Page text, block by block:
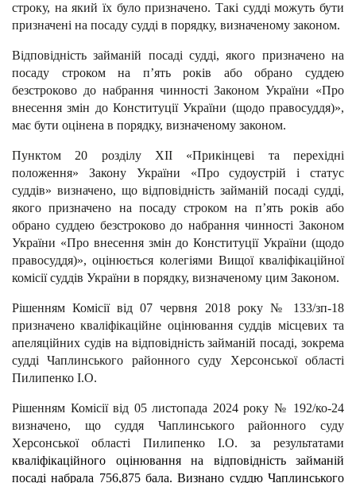
строку, на який їх було призначено. Такі судді можуть бути
призначені на посаду судді в порядку, визначеному законом.
Відповідність займаній посаді судді, якого призначено на
посаду строком на п’ять років або обрано суддею
безстроково до набрання чинності Законом України «Про
внесення змін до Конституції України (щодо правосуддя)»,
має бути оцінена в порядку, визначеному законом.
Пунктом 20 розділу XII «Прикінцеві та перехідні
положення» Закону України «Про судоустрій і статус
суддів» визначено, що відповідність займаній посаді судді,
якого призначено на посаду строком на п’ять років або
обрано суддею безстроково до набрання чинності Законом
України «Про внесення змін до Конституції України (щодо
правосуддя)», оцінюється колегіями Вищої кваліфікаційної
комісії суддів України в порядку, визначеному цим Законом.
Рішенням Комісії від 07 червня 2018 року № 133/зп-18
призначено кваліфікаційне оцінювання суддів місцевих та
апеляційних судів на відповідність займаній посаді, зокрема
судді Чаплинського районного суду Херсонської області
Пилипенко І.О.
Рішенням Комісії від 05 листопада 2024 року № 192/ко-24
визначено, що суддя Чаплинського районного суду
Херсонської області Пилипенко І.О. за результатами
кваліфікаційного оцінювання на відповідність займаній
посаді набрала 756,875 бала. Визнано суддю Чаплинського